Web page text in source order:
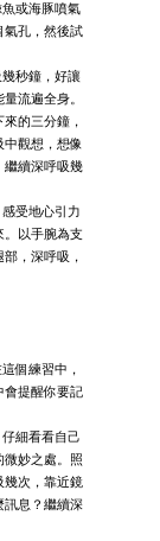
或海豚噴氣
氣孔，然後試
秒鐘，好讓
流遍全身。
的三分鐘，
中觀想，想像
繼續深呼吸幾
受地心引力
。以手腕為支
，深呼吸，
個練習中，
會提醒你要記
細看看自己
微妙之處。照
幾次，靠近鏡
訊息？繼續深